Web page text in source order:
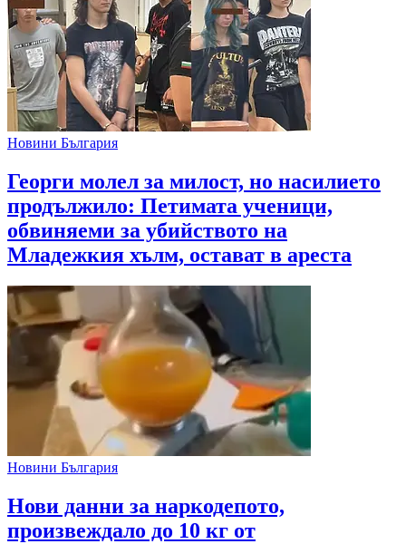
Новини България
Георги молел за милост, но насилието
продължило: Петимата ученици,
обвиняеми за убийството на
Младежкия хълм, остават в ареста
Новини България
Нови данни за наркодепото,
произвеждало до 10 кг от